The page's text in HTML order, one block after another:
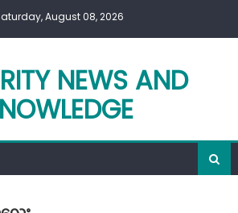
August 08, 2026
NEWS AND